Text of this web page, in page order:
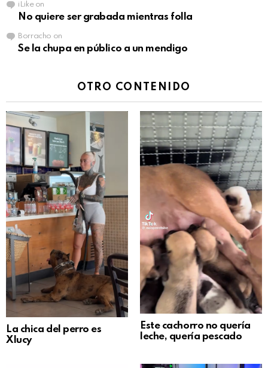
iLikeon
No quiere ser grabada mientras folla
Borracho on
Se la chupa en público a un mendigo
OTRO CONTENIDO
La chica del perro es
Xlucy
Este cachorro no quería
leche, quería pescado